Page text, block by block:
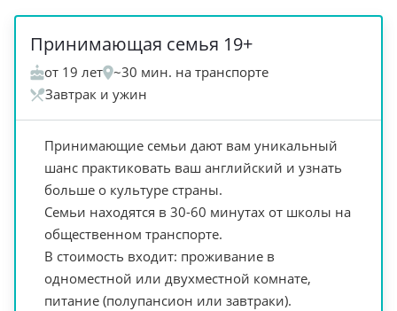
Принимающая семья 19+
от 19 лет ~30 мин. на транспорте
Завтрак и ужин
Принимающие семьи дают вам уникальный
шанс практиковать ваш английский и узнать
больше о культуре страны.
Cемьи находятся в 30-60 минутах от школы на
общественном транспорте.
В стоимость входит: проживание в
одноместной или двухместной комнате,
питание (полупансион или завтраки).